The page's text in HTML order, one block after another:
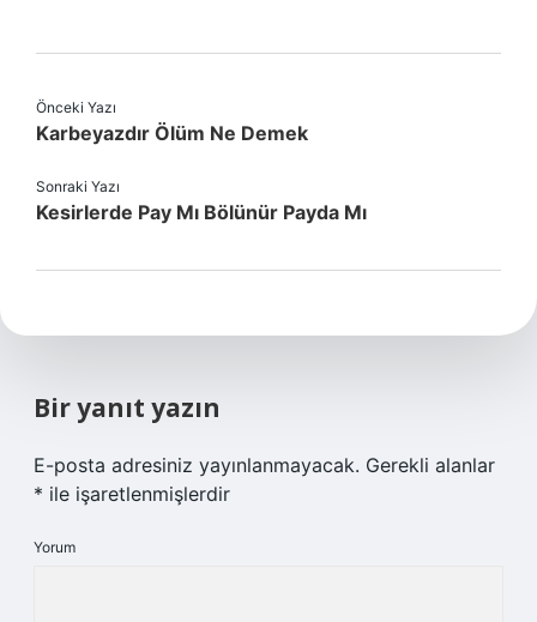
Önceki Yazı
Karbeyazdır Ölüm Ne Demek
Sonraki Yazı
Kesirlerde Pay Mı Bölünür Payda Mı
Bir yanıt yazın
E-posta adresiniz yayınlanmayacak. Gerekli alanlar
* ile işaretlenmişlerdir
Yorum